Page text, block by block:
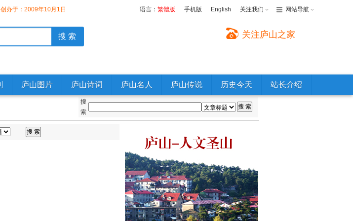
办于：2009年10月1日 语言： 繁體版 手机版 English 关注我们 网站导航
关注庐山之家
庐山图片 庐山诗词 庐山名人 庐山传说 历史今天 站长介绍
搜
索